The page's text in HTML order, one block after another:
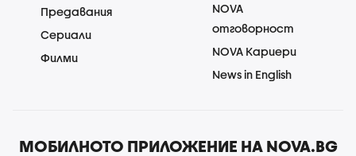
Предавания
Сериали
Филми
NOVA
отговорност
NOVA Кариери
News in English
МОБИЛНОТО ПРИЛОЖЕНИЕ НА NOVA.BG